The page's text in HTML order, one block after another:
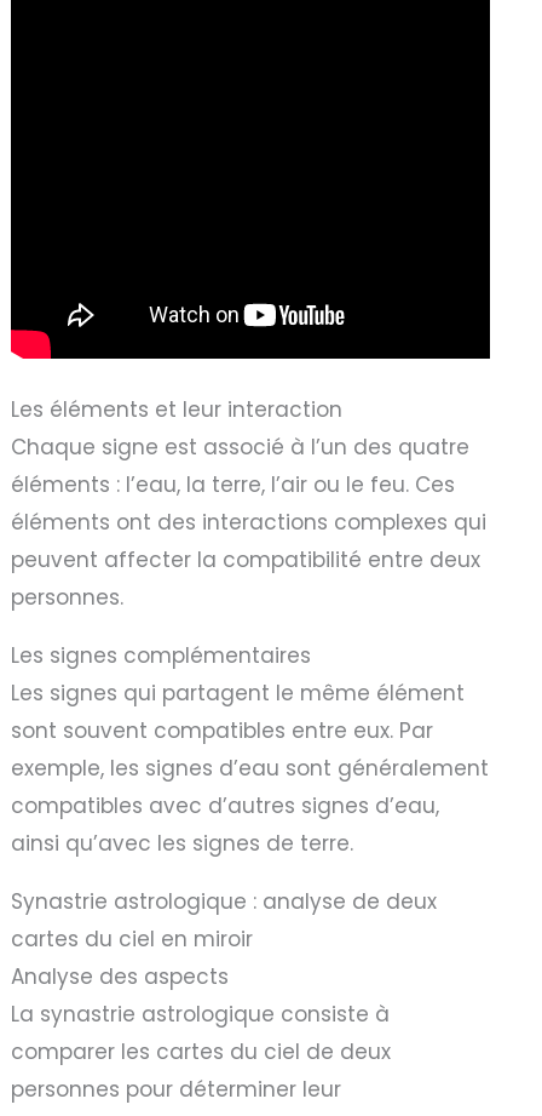
Les éléments et leur interaction
Chaque signe est associé à l’un des quatre
éléments : l’eau, la terre, l’air ou le feu. Ces
éléments ont des interactions complexes qui
peuvent affecter la compatibilité entre deux
personnes.
Les signes complémentaires
Les signes qui partagent le même élément
sont souvent compatibles entre eux. Par
exemple, les signes d’eau sont généralement
compatibles avec d’autres signes d’eau,
ainsi qu’avec les signes de terre.
Synastrie astrologique : analyse de deux
cartes du ciel en miroir
Analyse des aspects
La synastrie astrologique consiste à
comparer les cartes du ciel de deux
personnes pour déterminer leur